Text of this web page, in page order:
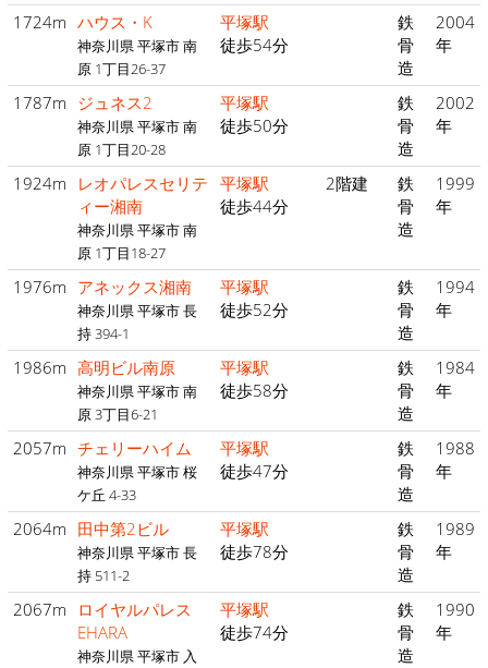
1724m ハウス・K
神奈川県 平塚市 南
原 1丁目26-37
平塚駅
徒歩54分
鉄
骨
造
2004
年
1787m ジュネス2
神奈川県 平塚市 南
原 1丁目20-28
平塚駅
徒歩50分
鉄
骨
造
2002
年
1924m
レオパレスセリテ
ィー湘南
神奈川県 平塚市 南
原 1丁目18-27
平塚駅
徒歩44分
2階建
鉄
骨
造
1999
年
1976m アネックス湘南
神奈川県 平塚市 長
持 394-1
平塚駅
徒歩52分
鉄
骨
造
1994
年
1986m 高明ビル南原
神奈川県 平塚市 南
原 3丁目6-21
平塚駅
徒歩58分
鉄
骨
造
1984
年
2057m チェリーハイム
神奈川県 平塚市 桜
ケ丘 4-33
平塚駅
徒歩47分
鉄
骨
造
1988
年
2064m 田中第2ビル
神奈川県 平塚市 長
持 511-2
平塚駅
徒歩78分
鉄
骨
造
1989
年
2067m
ロイヤルパレス
EHARA
神奈川県 平塚市 入
平塚駅
徒歩74分
鉄
骨
造
1990
年